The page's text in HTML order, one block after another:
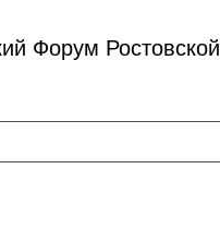
Форум Ростовской